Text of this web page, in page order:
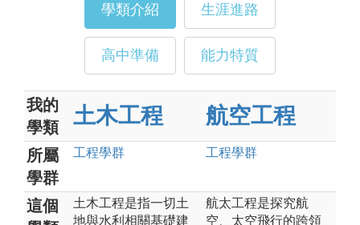
學類介紹 生涯進路
高中準備 能力特質
我的
學類
土木工程 航空工程
所屬
學群
工程學群 工程學群
這個
土木工程是指一切土
地與水利相關基礎建
航太工程是探究航
空、太空飛行的跨領